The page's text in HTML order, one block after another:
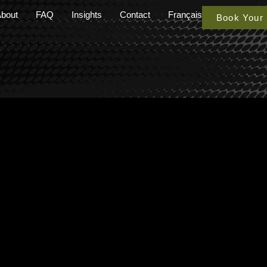
FAQ Insights Contact Français Book Your